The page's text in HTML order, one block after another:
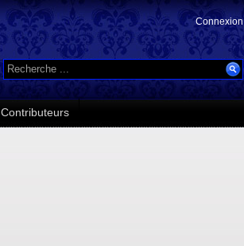
Connexion
Contributeurs